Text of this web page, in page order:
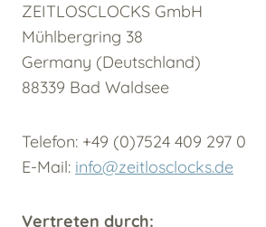
ZEITLOSCLOCKS GmbH
Mühlbergring 38
Germany (Deutschland)
88339 Bad Waldsee
Telefon: +49 (0)7524 409 297 0
E-Mail: info@zeitlosclocks.de
Vertreten durch: